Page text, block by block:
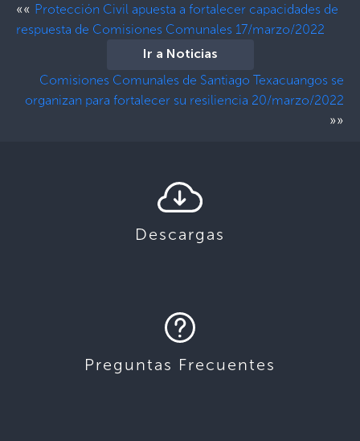
«« Protección Civil apuesta a fortalecer capacidades de
respuesta de Comisiones Comunales 17/marzo/2022
Ir a Noticias
Comisiones Comunales de Santiago Texacuangos se
organizan para fortalecer su resiliencia 20/marzo/2022
»»
Descargas
Preguntas Frecuentes